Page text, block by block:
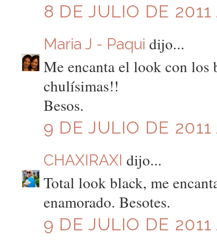
8 DE JULIO DE
Maria J - Paqui dijo...
Me encanta el look con los
chulísimas!!
Besos.
9 DE JULIO DE
CHAXIRAXI dijo...
Total look black, me
enamorado. Besotes.
9 DE JULIO DE 2011